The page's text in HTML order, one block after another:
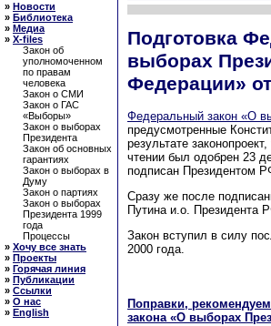
» Новости
» Библиотека
» Медиа
» X-files
Закон об
уполномоченном
по правам
человека
Закон о СМИ
Закон о ГАС
«Выборы»
Закон о выборах
Президента
Закон об основных
гарантиях
Закон о выборах в
Думу
Закон о партиях
Закон о выборах
Президента 1999
года
Процессы
» Хочу все знать
» Проекты
» Горячая линия
» Публикации
» Ссылки
» О нас
» English
Подготовка
выборах
Федерации»
Федеральный закон «О
предусмотренные
результате
чтении был одобрен 23
подписан Президентом
Сразу же после
Путина и.о. Президента
Закон вступил в силу
2000 года.
Поправки,
закона «О выборах